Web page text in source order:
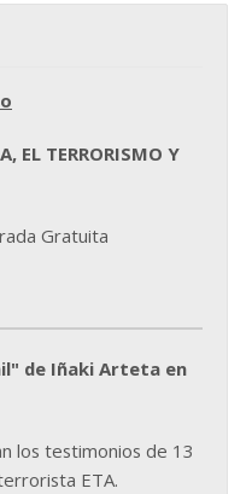
EL TERRORISMO Y
Gratuita
de Iñaki Arteta en
los testimonios de 13
ETA.